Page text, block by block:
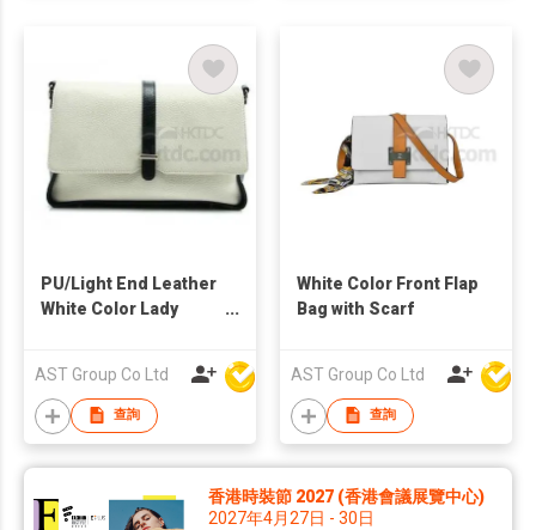
PU/Light End Leather
White Color Lady
AST Group Co Ltd
查詢
White Color Front Flap
Bag with Scarf
AST Group Co Ltd
查詢
香港時裝節 2027 (香港會議展覽中心)
2027年4月27日 - 30日